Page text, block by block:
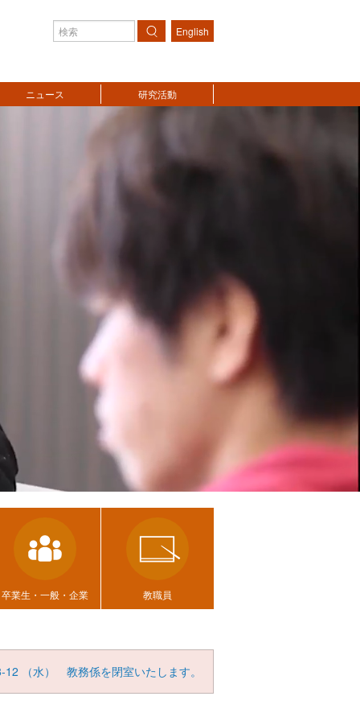
検索
English
ニュース 研究活動
卒業生・一般・企業 教職員
12 （水） 教務係を閉室いたします。